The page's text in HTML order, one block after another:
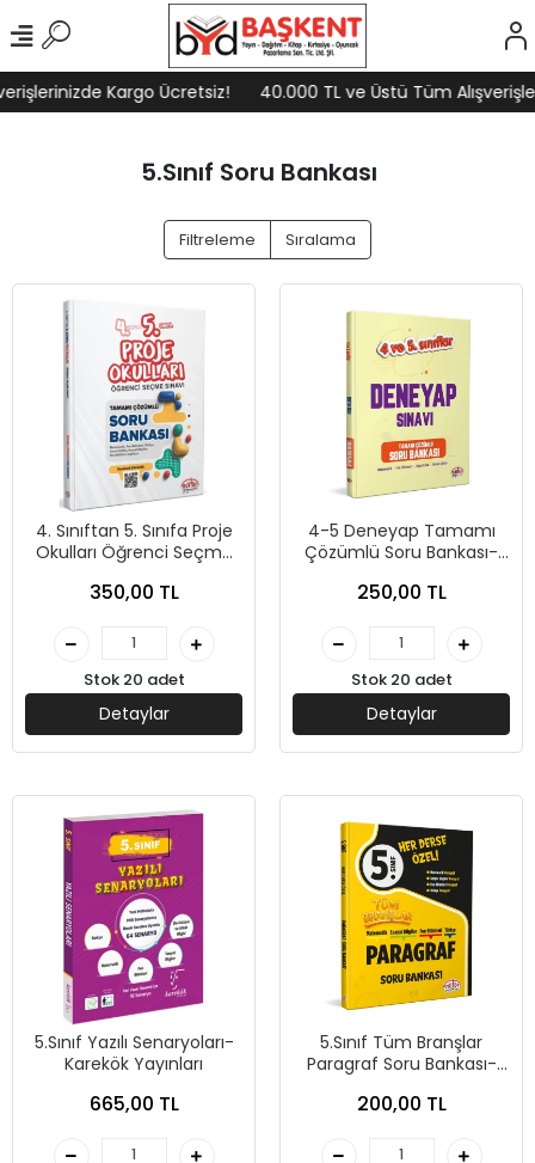
Kargo Ücretsiz! 40.000 TL ve Üstü Tüm
5.Sınıf Soru Bankası
Filtreleme Sıralama
4. Sınıftan 5. Sınıfa Proje
Okulları Öğrenci Seçme
Soru Bankası-Kolektif-
350,00 TL
Stok 20 adet
Detaylar
4-5 Deneyap Tamamı
Çözümlü Soru Bankası-
250,00 TL
Stok 20 adet
Detaylar
5.Sınıf Yazılı Senaryoları-
Karekök Yayınları
665,00 TL
5.Sınıf Tüm Branşlar
Paragraf Soru Bankası-
200,00 TL